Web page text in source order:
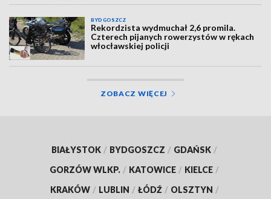
BYDGOSZCZ
Rekordzista wydmuchał 2,6 promila.
Czterech pijanych rowerzystów w rękach
włocławskiej policji
ZOBACZ WIĘCEJ
BIAŁYSTOK / BYDGOSZCZ / GDAŃSK /
GORZÓW WLKP. / KATOWICE / KIELCE /
KRAKÓW / LUBLIN / ŁÓDŹ / OLSZTYN /